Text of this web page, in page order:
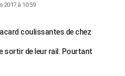
2017 à 10:59
coulissantes de chez
sortir de leur rail. Pourtant